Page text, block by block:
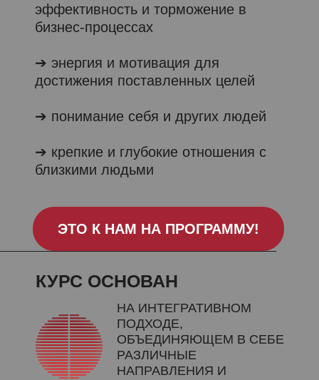
НА ИНТЕГРАТИВНОМ
ПОДХОДЕ,
ОБЪЕДИНЯЮЩЕМ В СЕБЕ
РАЗЛИЧНЫЕ
НАПРАВЛЕНИЯ И
эффективность и торможение в
бизнес-процессах
➔ энергия и мотивация для
достижения поставленных целей
➔ понимание себя и других людей
➔ крепкие и глубокие отношения с
близкими людьми
КУРС ОСНОВАН
ЭТО К НАМ НА ПРОГРАММУ!